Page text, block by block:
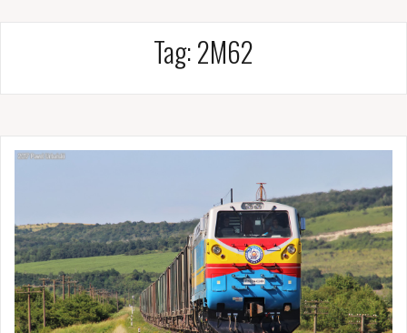
Tag:2M62